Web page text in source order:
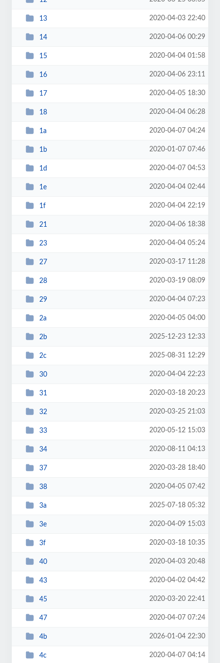
13 2020-04-03 22:40
14 2020-04-06 00:29
15 2020-04-04 01:58
16 2020-04-06 23:11
17 2020-04-05 18:30
18 2020-04-04 06:28
1a 2020-04-07 04:24
1b 2020-01-07 07:46
1d 2020-04-07 04:53
1e 2020-04-04 02:44
1f 2020-04-04 22:19
21 2020-04-06 18:38
23 2020-04-04 05:24
27 2020-03-17 11:28
28 2020-03-19 08:09
29 2020-04-04 07:23
2a 2020-04-05 04:00
2b 2025-12-23 12:33
2c 2025-08-31 12:29
30 2020-04-04 22:23
31 2020-03-18 20:23
32 2020-03-25 21:03
33 2020-05-12 15:03
34 2020-08-11 04:13
37 2020-03-28 18:40
38 2020-04-05 07:42
3a 2025-07-18 05:32
3e 2020-04-09 15:03
3f 2020-03-18 10:35
40 2020-04-03 20:48
43 2020-04-02 04:42
45 2020-03-20 22:41
47 2020-04-07 07:24
4b 2026-01-04 22:30
4c 2020-04-07 04:14